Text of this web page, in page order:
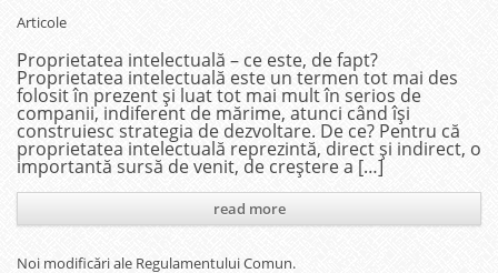
Articole
Proprietatea intelectuală – ce este, de fapt?
Proprietatea intelectuală este un termen tot mai des
folosit în prezent și luat tot mai mult în serios de
companii, indiferent de mărime, atunci când își
construiesc strategia de dezvoltare. De ce? Pentru că
proprietatea intelectuală reprezintă, direct și indirect, o
importantă sursă de venit, de creștere a […]
read more
Noi modificări ale Regulamentului Comun.